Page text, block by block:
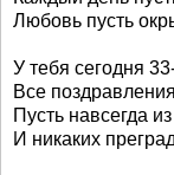
Любовь пусть
У тебя сегодня
Все
Пусть навсегда
И никаких